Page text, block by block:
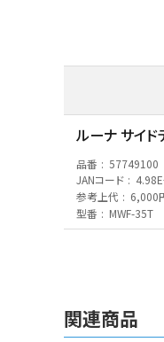
ルーナ サイド
品番
57749100
JANコード
参考上代
6,000
型番
MWF-35T
関連商品